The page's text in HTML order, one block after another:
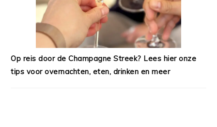
Op reis door de Champagne Streek? Lees hier onze
tips voor overnachten, eten, drinken en meer